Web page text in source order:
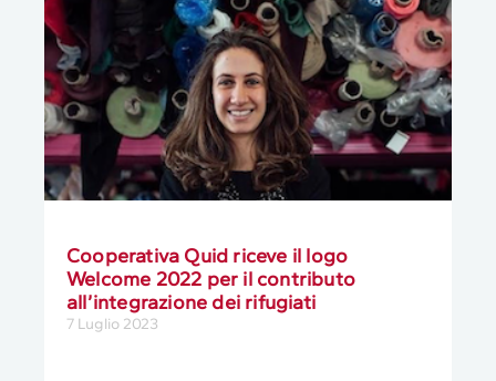
Cooperativa Quid riceve il logo
Welcome 2022 per il contributo
all’integrazione dei rifugiati
7 Luglio 2023